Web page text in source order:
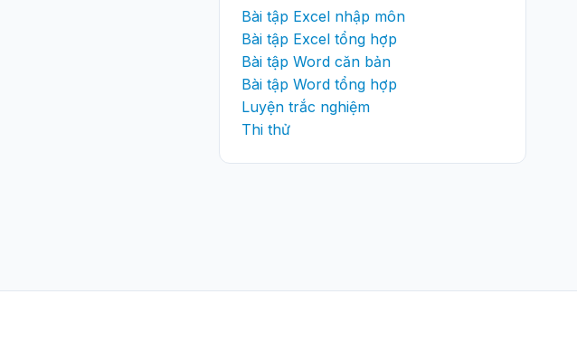
Bài tập Excel nhập môn
Bài tập Excel tổng hợp
Bài tập Word căn bản
Bài tập Word tổng hợp
Luyện trắc nghiệm
Thi thử